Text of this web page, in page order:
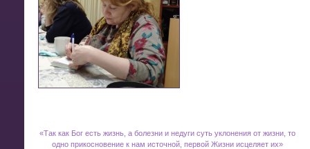
«Так как Бог есть жизнь, а болезни и недуги суть уклонения от жизни, то
одно прикосновение к нам источной, первой Жизни исцеляет их»